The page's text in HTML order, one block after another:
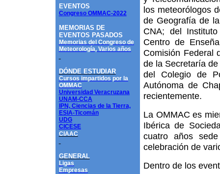
EVENTOS
Congreso OMMAC-2022
MEMORIAS DE
EVENTOS PASADOS
Memorias del Congreso de
Meteorología, Varios años
DÓNDE ESTUDIAR
Cursos impartidos por la
OMMAC
Universidad Veracruzana
UNAM-CCA
IPN, Ciencias de la Tierra,
ESIA-Ticomán
UDG
CICESE
CIAAC
GENERAL
Ligas
Empresas
los meteorólogos
de Geografía de
CNA; del
Centro de
Comisión Federal
de la Secretaría
del Colegio de
Autónoma de
recientemente.
La OMMAC es
Ibérica de
cuatro años
celebración de
Dentro de los